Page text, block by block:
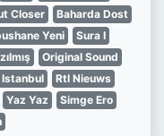
Closer
Baharda Dost
Yeni
Sura I
Original Sound
Rtl Nieuws
Yaz Yaz
Simge Ero